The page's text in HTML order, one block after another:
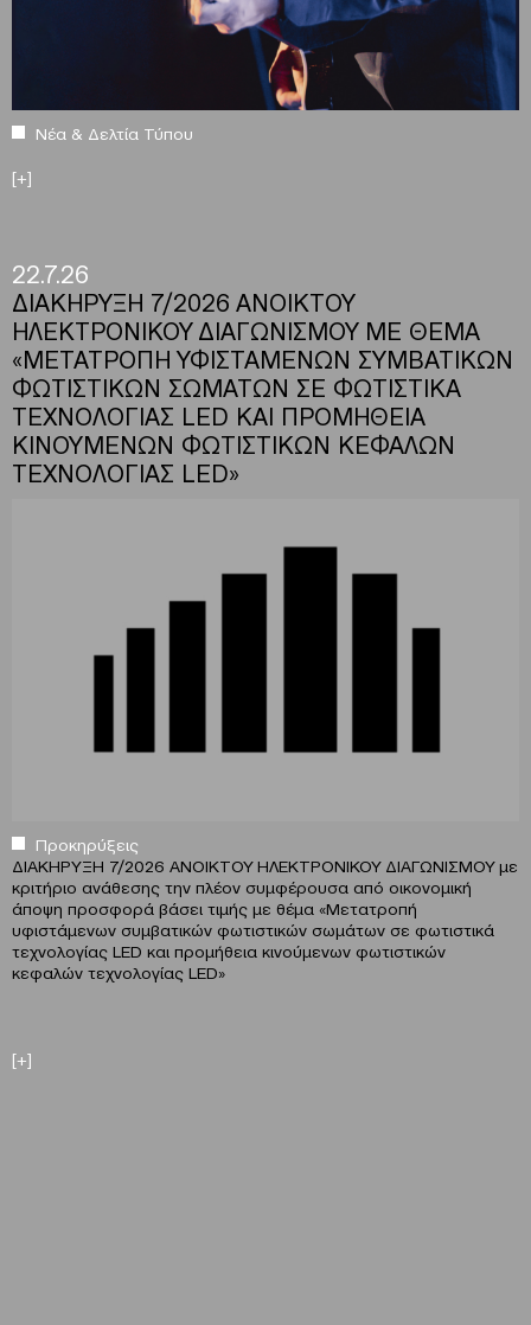
Νέα & Δελτία Τύπου
[+]
22.7.26
ΔΙΑΚΗΡΥΞΗ 7/2026 ΑΝΟΙΚΤΟΥ
ΗΛΕΚΤΡΟΝΙΚΟΥ ΔΙΑΓΩΝΙΣΜΟΥ ΜΕ ΘΕΜΑ
«ΜΕΤΑΤΡΟΠΗ ΥΦΙΣΤΑΜΕΝΩΝ ΣΥΜΒΑΤΙΚΩΝ
ΦΩΤΙΣΤΙΚΩΝ ΣΩΜΑΤΩΝ ΣΕ ΦΩΤΙΣΤΙΚΑ
ΤΕΧΝΟΛΟΓΙΑΣ LED ΚΑΙ ΠΡΟΜΗΘΕΙΑ
ΚΙΝΟΥΜΕΝΩΝ ΦΩΤΙΣΤΙΚΩΝ ΚΕΦΑΛΩΝ
ΤΕΧΝΟΛΟΓΙΑΣ LED»
Προκηρύξεις
ΔΙΑΚΗΡΥΞΗ 7/2026 ΑΝΟΙΚΤΟΥ ΗΛΕΚΤΡΟΝΙΚΟΥ ΔΙΑΓΩΝΙΣΜΟΥ με
κριτήριο ανάθεσης την πλέον συμφέρουσα από οικονομική
άποψη προσφορά βάσει τιμής με θέμα «Μετατροπή
υφιστάμενων συμβατικών φωτιστικών σωμάτων σε φωτιστικά
τεχνολογίας LED και προμήθεια κινούμενων φωτιστικών
κεφαλών τεχνολογίας LED»
[+]